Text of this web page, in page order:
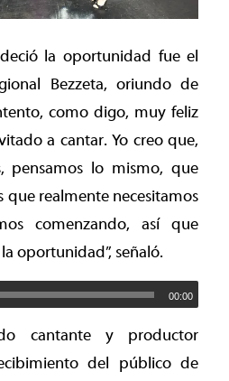
la oportunidad fue el
Bezzeta, oriundo de
como digo, muy feliz
a cantar. Yo creo que,
pensamos lo mismo, que
que realmente necesitamos
comenzando, así que
oportunidad”, señaló.
00:00
cantante y productor
del público de